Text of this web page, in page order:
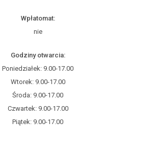
Wpłatomat:
nie
Godziny otwarcia:
Poniedziałek: 9.00-17.00
Wtorek: 9.00-17.00
Środa: 9.00-17.00
Czwartek: 9.00-17.00
Piątek: 9.00-17.00